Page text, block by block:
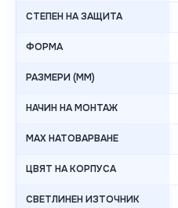
СТЕПЕН НА ЗАЩИТА
ФОРМА
РАЗМЕРИ (MM)
НАЧИН НА МОНТАЖ
MAX НАТОВАРВАНЕ
ЦВЯТ НА КОРПУСА
СВЕТЛИНЕН ИЗТОЧНИК